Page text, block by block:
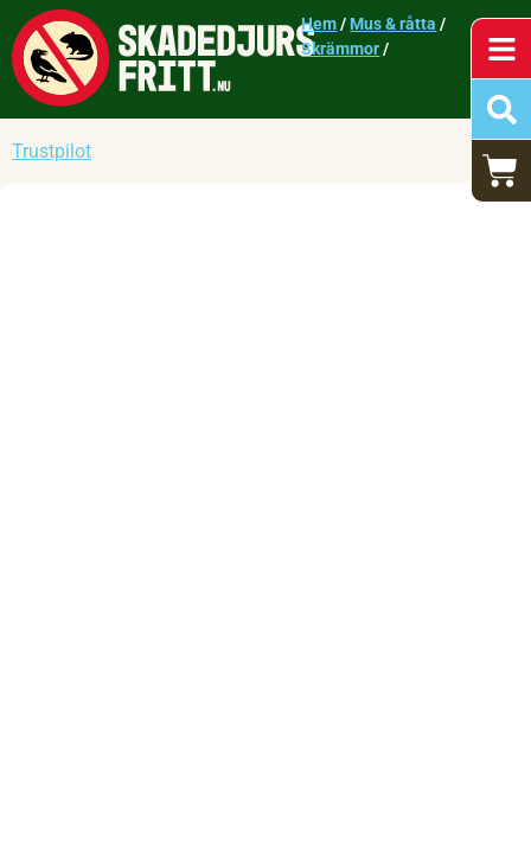
Hem/Mus & råtta /
Skrämmor/
Trustpilot